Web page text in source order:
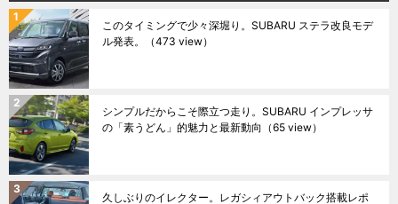
このタイミングで少々深堀り。SUBARU ステラ改良モデ
ル発表。
（473 view）
シンプルだからこそ際立つ走り。SUBARU インプレッサ
の「素うどん」的魅力と最新動向 （65 view）
久しぶりのイレクター。レガシィアウトバック搭載レポ